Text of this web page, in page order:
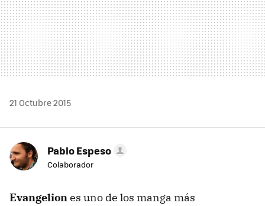
21 Octubre 2015
Pablo Espeso
Colaborador
Evangeliones uno de los manga más